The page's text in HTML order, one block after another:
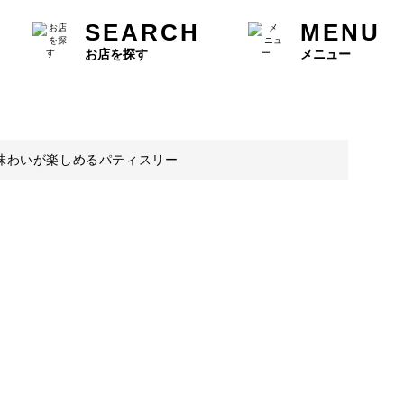
SEARCH
お店を探す
MENU
メニュー
いが楽しめるパティスリー